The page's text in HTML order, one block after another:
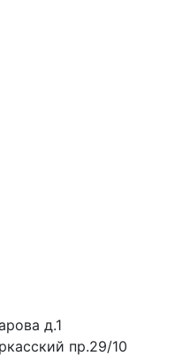
д.1
пр.29/10